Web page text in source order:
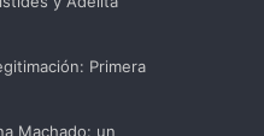
Primera
Machado: un